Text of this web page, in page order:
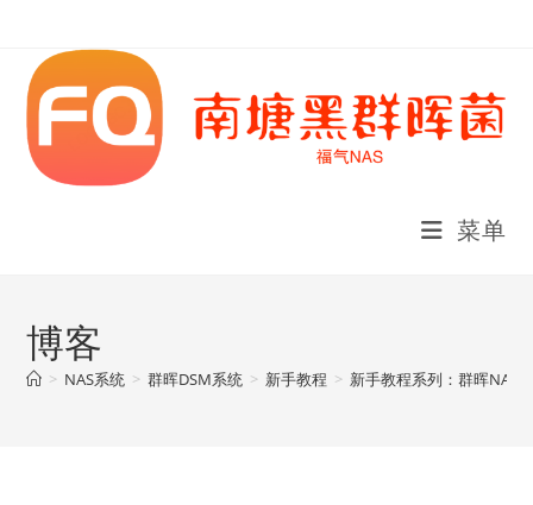
content
菜单
博客
> NAS系统 > 群晖DSM系统 > 新手教程 > 新手教程系列：群晖NAS